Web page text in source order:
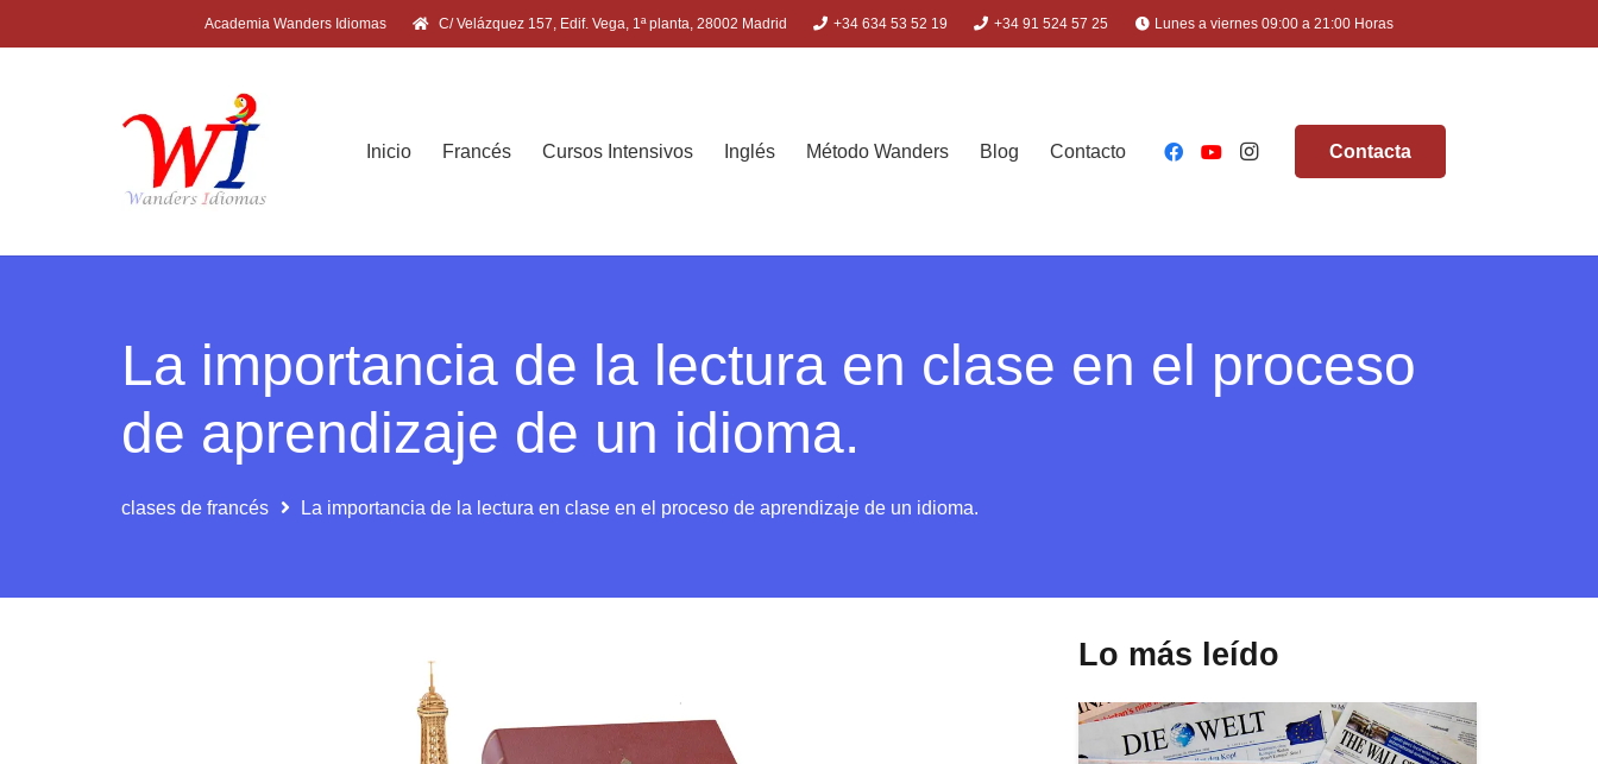
Academia Wanders Idiomas C/ Velázquez 157, Edif. Vega, 1ª planta, 28002 Madrid +34 634 53 52 19 +34 91 524 57 25 Lunes a viernes 09:00 a 21:00 Horas
Inicio Francés Cursos Intensivos Inglés Método Wanders Blog Contacto Contacta
La importancia de la lectura en clase en el proceso
de aprendizaje de un idioma.
clases de francés La importancia de la lectura en clase en el proceso de aprendizaje de un idioma.
Lo más leído